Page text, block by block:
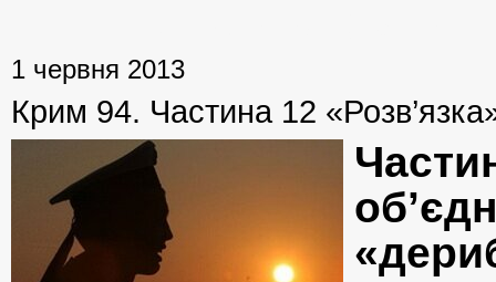
1 червня 2013
Крим 94. Частина 12